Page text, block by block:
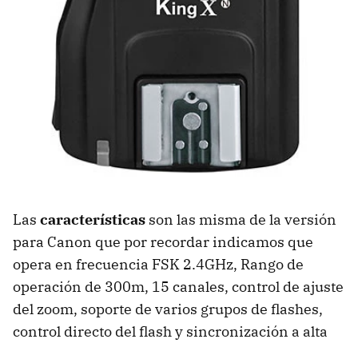
Las características son las misma de la versión
para Canon que por recordar indicamos que
opera en frecuencia FSK 2.4GHz, Rango de
operación de 300m, 15 canales, control de ajuste
del zoom, soporte de varios grupos de flashes,
control directo del flash y sincronización a alta